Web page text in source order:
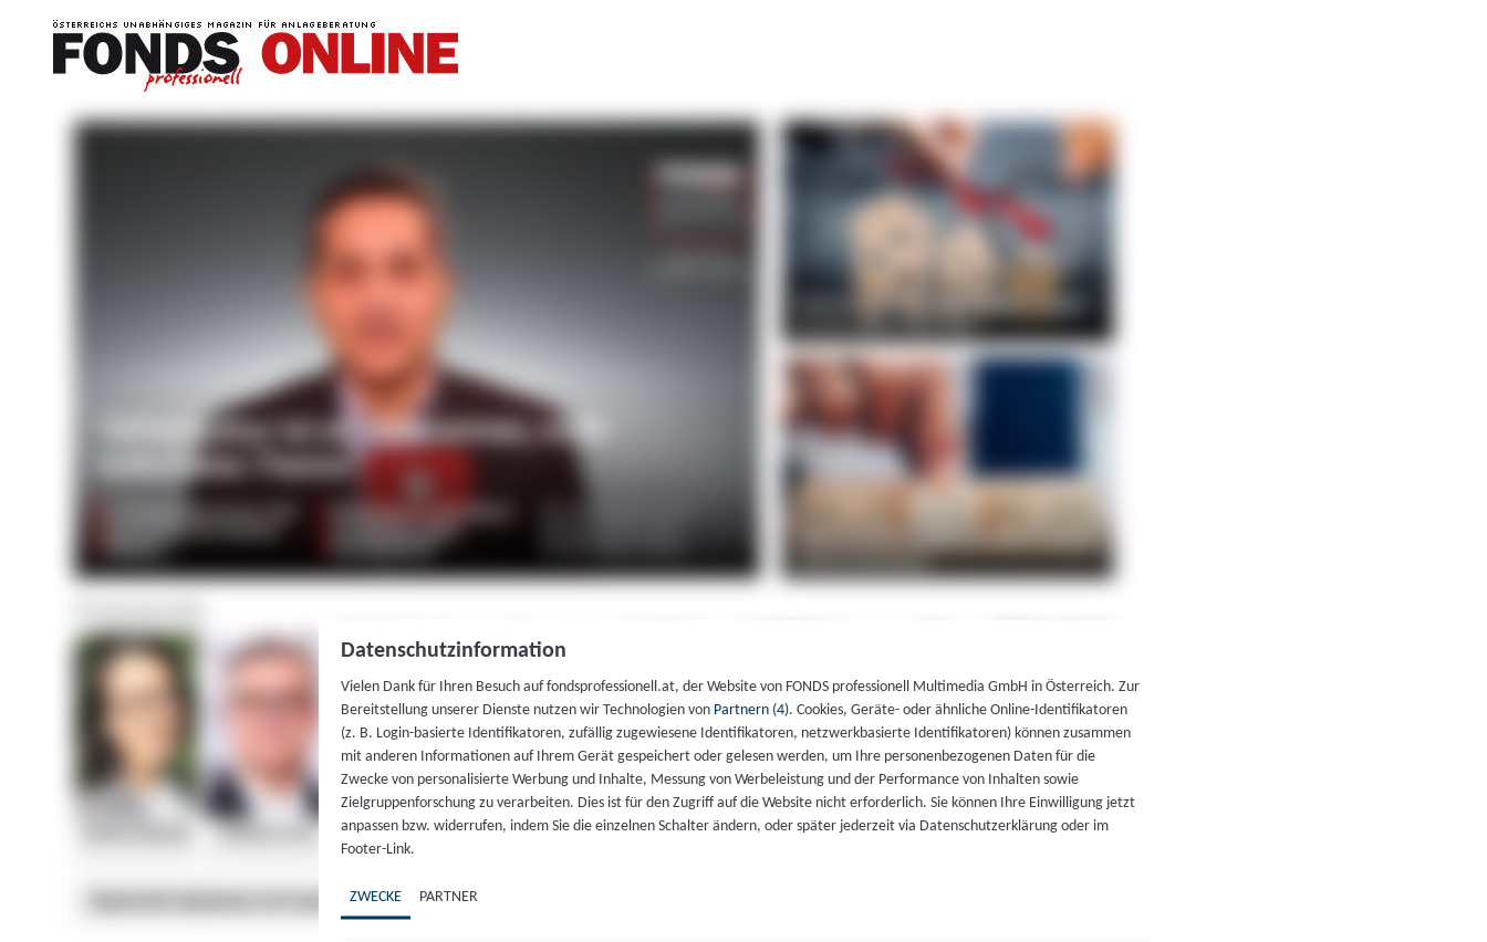
Datenschutzinformation
Vielen Dank für Ihren Besuch auf fondsprofessionell.at, der Website von FONDS professionell Multimedia GmbH in Österreich. Zur
Bereitstellung unserer Dienste nutzen wir Technologien von Partnern (4). Cookies, Geräte- oder ähnliche Online-Identifikatoren
(z. B. Login-basierte Identifikatoren, zufällig zugewiesene Identifikatoren, netzwerkbasierte Identifikatoren) können zusammen
mit anderen Informationen auf Ihrem Gerät gespeichert oder gelesen werden, um Ihre personenbezogenen Daten für die
Zwecke von personalisierte Werbung und Inhalte, Messung von Werbeleistung und der Performance von Inhalten sowie
Zielgruppenforschung zu verarbeiten. Dies ist für den Zugriff auf die Website nicht erforderlich. Sie können Ihre Einwilligung jetzt
anpassen bzw. widerrufen, indem Sie die einzelnen Schalter ändern, oder später jederzeit via Datenschutzerklärung oder im
Footer-Link.
ZWECKE PARTNER